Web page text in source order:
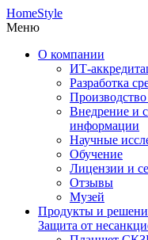
HomeStyle
Меню
О компании
ИТ-
Разработка
Внедрение и
информации
Научные
Обучение
Лицензии и
Отзывы
Музей
Продукты и
Защита от